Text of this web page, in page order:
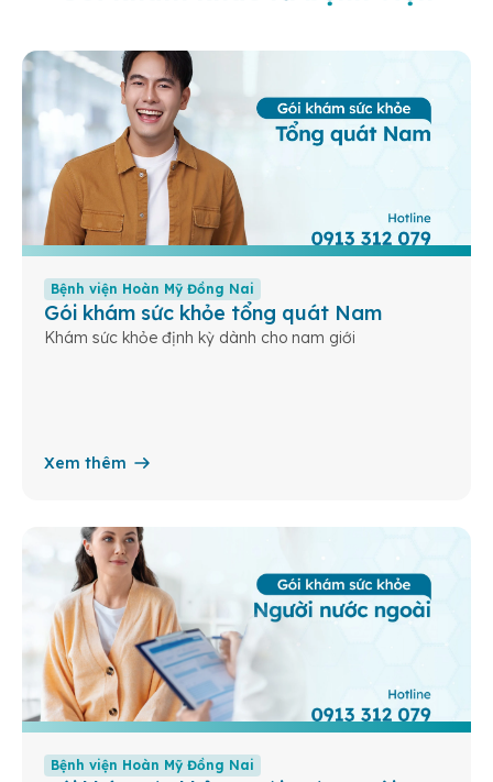
Bệnh viện Hoàn Mỹ Đồng Nai
Gói khám sức khỏe tổng quát Nam
Khám sức khỏe định kỳ dành cho nam giới
Xem thêm
Bệnh viện Hoàn Mỹ Đồng Nai